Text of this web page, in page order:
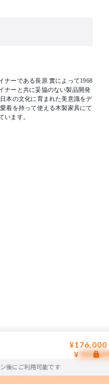
ナーである長原 實によって1968
ナーと共に妥協のない製品開発
本の文化に育まれた美意識をデ
着を持って使える木製家具にて
います。
¥176,000
¥
後にご利用可能です